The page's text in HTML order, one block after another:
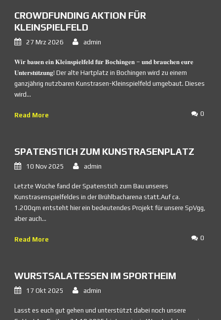
CROWDFUNDING AKTION FÜR
KLEINSPIELFELD
27 Mrz 2026 admin
𝐖𝐢𝐫 𝐛𝐚𝐮𝐞𝐧 𝐞𝐢𝐧 𝐊𝐥𝐞𝐢𝐧𝐬𝐩𝐢𝐞𝐥𝐟𝐞𝐥𝐝 𝐟𝐮̈𝐫 𝐁𝐨𝐜𝐡𝐢𝐧𝐠𝐞𝐧 – 𝐮𝐧𝐝 𝐛𝐫𝐚𝐮𝐜𝐡𝐞𝐧 𝐞𝐮𝐫𝐞
𝐔𝐧𝐭𝐞𝐫𝐬𝐭𝐮̈𝐭𝐳𝐮𝐧𝐠! Der alte Hartplatz in Bochingen wird zu einem
ganzjährig nutzbaren Kunstrasen-Kleinspielfeld umgebaut. Dieses
wird...
Read More 0
SPATENSTICH ZUM KUNSTRASENPLATZ
10 Nov 2025 admin
Letzte Woche fand der Spatenstich zum Bau unseres
Kunstrasenspielfeldes in der Brühlbacharena statt.Auf ca.
1.200qm entsteht hier ein bedeutendes Projekt für unsere SpVgg,
aber auch...
Read More 0
WURSTSALATESSEN IM SPORTHEIM
17 Okt 2025 admin
Lasst es euch gut gehen und unterstützt dabei noch unsere